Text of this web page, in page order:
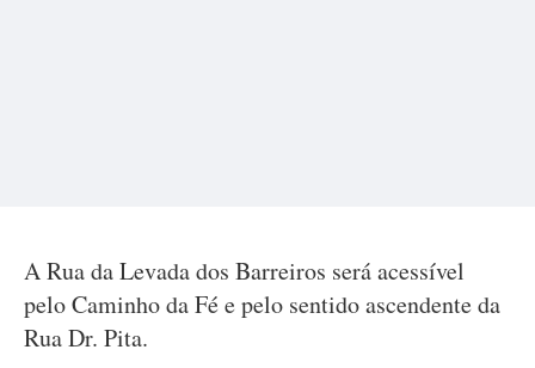
A Rua da Levada dos Barreiros será acessível
pelo Caminho da Fé e pelo sentido ascendente da
Rua Dr. Pita.